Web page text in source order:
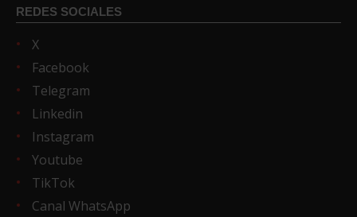
REDES SOCIALES
X
Facebook
Telegram
Linkedin
Instagram
Youtube
TikTok
Canal WhatsApp